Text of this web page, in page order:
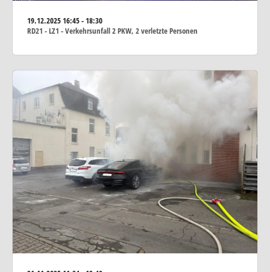
19.12.202516:45 - 18:30
RD21 - LZ1 - Verkehrsunfall 2 PKW, 2 verletzte Personen